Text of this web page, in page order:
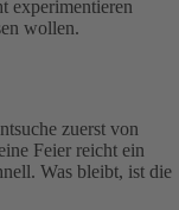
experimentieren
wollen.
zuerst von
Feier reicht ein
Was bleibt, ist die